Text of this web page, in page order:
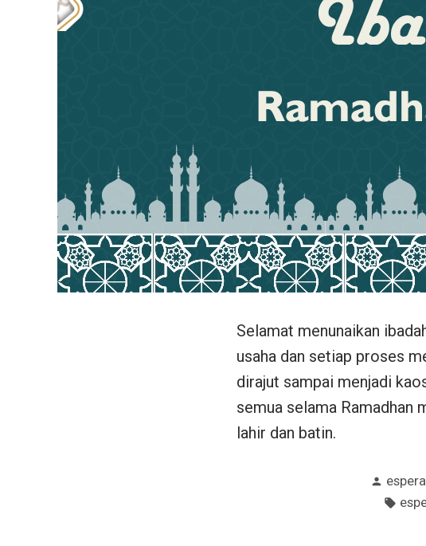
Selamat menunaikan
usaha dan setiap proses
dirajut sampai menjadi
semua selama Ramadhan
lahir dan batin.
by